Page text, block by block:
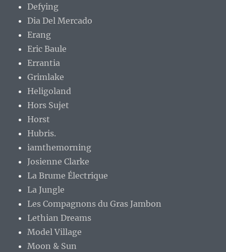
Defying
Dia Del Mercado
Erang
Eric Baule
Errantia
Grimlake
Heligoland
Hors Sujet
Horst
Hubris.
iamthemorning
Josienne Clarke
La Brume Électrique
La Jungle
Les Compagnons du Gras Jambon
Lethian Dreams
Model Village
Moon & Sun